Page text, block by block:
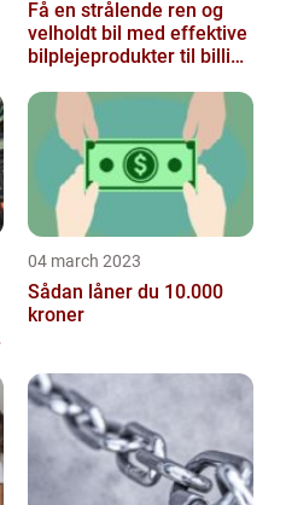
Få en strålende ren og
velholdt bil med effektive
bilplejeprodukter til billige
04 march 2023
Sådan låner du 10.000
kroner